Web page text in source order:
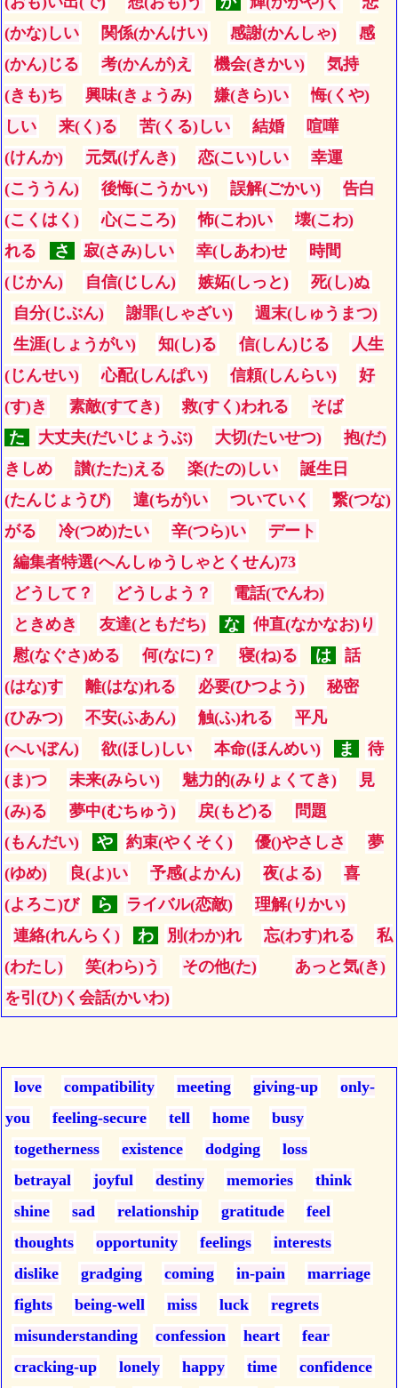
(かな)しい
関係(かんけい) 感謝(かんしゃ)
感
(かん)じる
考(かんが)え 機会(きかい)
気持
(きも)ち
興味(きょうみ) 嫌(きら)い
悔(くや)
しい
来(く)る 苦(くる)しい 結婚
喧嘩
(けんか)
元気(げんき) 恋(こい)しい
幸運
(こううん)
後悔(こうかい) 誤解(ごかい)
告白
(こくはく)
心(こころ) 怖(こわ)い
壊(こわ)
れる
さ 寂(さみ)しい 幸(しあわ)せ
時間
(じかん)
自信(じしん) 嫉妬(しっと)
死(し)ぬ
自分(じぶん)
謝罪(しゃざい)
週末(しゅうまつ)
生涯(しょうがい)
知(し)る 信(しん)じる
人生
(じんせい)
心配(しんぱい) 信頼(しんらい)
好
(す)き
素敵(すてき) 救(すく)われる
そば
た
大丈夫(だいじょうぶ) 大切(たいせつ)
抱(だ)
きしめ
讃(たた)える 楽(たの)しい
誕生日
(たんじょうび)
違(ちが)い ついていく
繋(つな)
がる
冷(つめ)たい 辛(つら)い
デート
編集者特選(へんしゅうしゃとくせん)73
どうして？
どうしよう？
電話(でんわ)
ときめき
友達(ともだち) な
仲直(なかなお)り
慰(なぐさ)める
何(なに)？ 寝(ね)る は
話
(はな)す
離(はな)れる 必要(ひつよう)
秘密
(ひみつ)
不安(ふあん) 触(ふ)れる
平凡
(へいぼん)
欲(ほし)しい 本命(ほんめい) ま
待
(ま)つ
未来(みらい) 魅力的(みりょくてき)
見
(み)る
夢中(むちゅう) 戻(もど)る
問題
(もんだい)
や 約束(やくそく) 優()やさしさ
夢
(ゆめ)
良(よ)い 予感(よかん) 夜(よる)
喜
(よろこ)び
ら ライバル(恋敵)
理解(りかい)
連絡(れんらく)
わ 別(わか)れ 忘(わす)れる
私
(わたし)
笑(わら)う その他(た)
あっと気(き)
を引(ひ)く会話(かいわ)
love compatibility meeting giving-up
only-
you
feeling-secure tell home
busy
togetherness
existence dodging
loss
betrayal
joyful destiny memories
think
shine
sad relationship gratitude
feel
thoughts
opportunity feelings
interests
dislike
gradging coming in-pain
marriage
fights
being-well miss luck
regrets
misunderstanding
confession heart
fear
cracking-up
lonely happy time
confidence